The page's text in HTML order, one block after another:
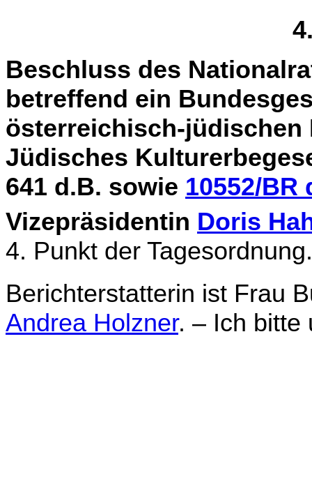
Beschluss des
betreffend ein
österreichisch-
Jüdisches
641 d.B. sowie 10552/BR
Vizepräsidentin Doris
4. Punkt der Tagesordnung.
Berichterstatterin ist Frau
Andrea Holzner. – Ich bitte